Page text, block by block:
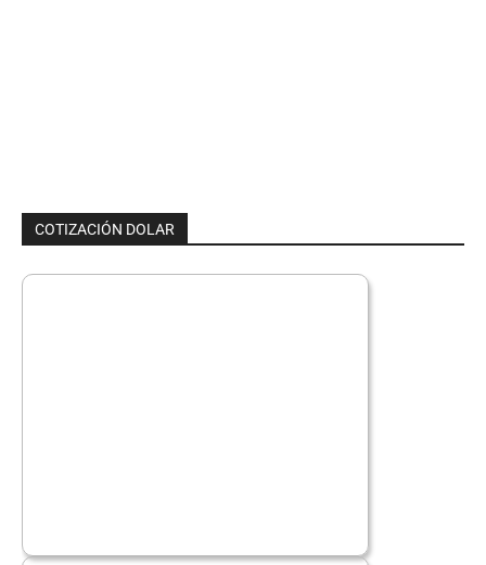
COTIZACIÓN DOLAR